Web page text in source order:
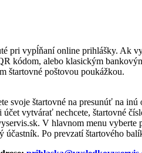
vypĺňaní online prihlášky. Ak
kódom, alebo klasickým
štartovné poštovou poukážkou.
svoje štartovné na presunúť na
vytvárať nechcete, štartovné
V hlavnom menu
Po prevzatí štartového